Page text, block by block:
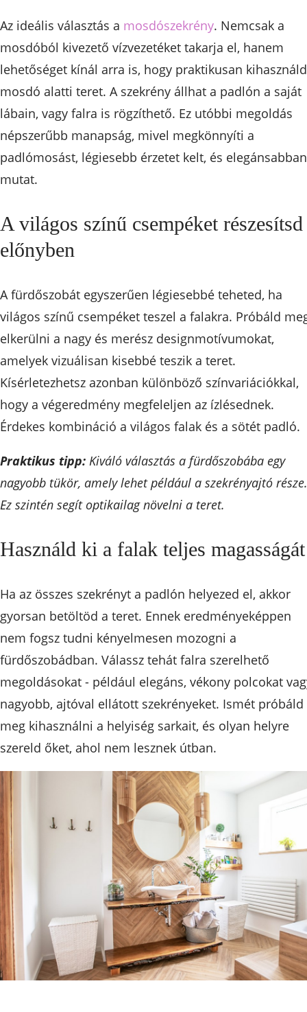
Az ideális választás a mosdószekrény. Nemcsak a
mosdóból kivezető vízvezetéket takarja el, hanem
lehetőséget kínál arra is, hogy praktikusan
mosdó alatti teret. A szekrény állhat a padlón a saját
lábain, vagy falra is rögzíthető. Ez utóbbi megoldás
népszerűbb manapság, mivel megkönnyíti a
padlómosást, légiesebb érzetet kelt, és elegánsabban
mutat.
A világos színű csempéket részesítsd
előnyben
A fürdőszobát egyszerűen légiesebbé teheted, ha
világos színű csempéket teszel a falakra. Próbáld
elkerülni a nagy és merész designmotívumokat,
amelyek vizuálisan kisebbé teszik a teret.
Kísérletezhetsz azonban különböző színvariációkkal,
hogy a végeredmény megfeleljen az ízlésednek.
Érdekes kombináció a világos falak és a sötét padló.
Praktikus tipp: Kiváló választás a fürdőszobába egy
nagyobb tükör, amely lehet például a szekrényajtó része.
Ez szintén segít optikailag növelni a teret.
Használd ki a falak teljes magasságát
Ha az összes szekrényt a padlón helyezed el, akkor
gyorsan betöltöd a teret. Ennek eredményeképpen
nem fogsz tudni kényelmesen mozogni a
fürdőszobádban. Válassz tehát falra szerelhető
megoldásokat - például elegáns, vékony polcokat
nagyobb, ajtóval ellátott szekrényeket. Ismét próbáld
meg kihasználni a helyiség sarkait, és olyan helyre
szereld őket, ahol nem lesznek útban.